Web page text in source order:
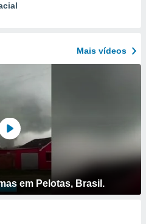
Mais vídeos
em Pelotas, Brasil.